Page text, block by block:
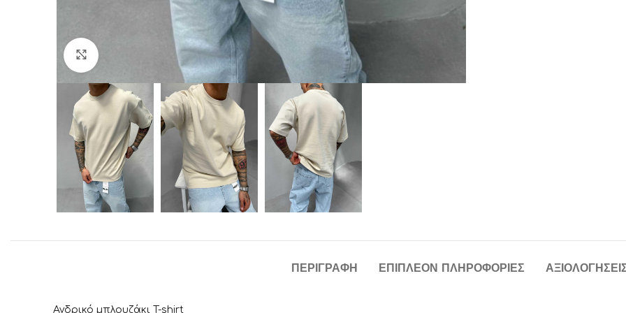
ΠΕΡΙΓΡΑΦΉ ΕΠΙΠΛΈΟΝ ΠΛΗΡΟΦΟΡΊΕΣ
Ανδρικό μπλουζάκι T-shirt